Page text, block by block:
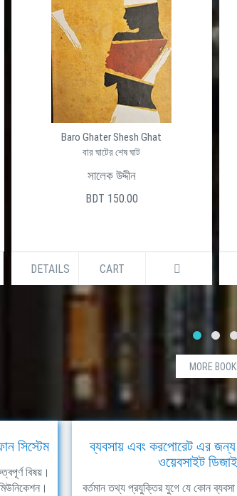
Baro Ghater Shesh Ghat
বার ঘাটের শেষ ঘাট
সালেক উদ্দীন
BDT 150.00
DETAILS CART
MORE
সিস্টেম
বিষয়।
ব্যবসায় এবং করপোরেট এর জন্য
ওয়েবসাইট
বর্তমান তথ্য প্রযুক্তির যুগে যে কোন ব্যবসা